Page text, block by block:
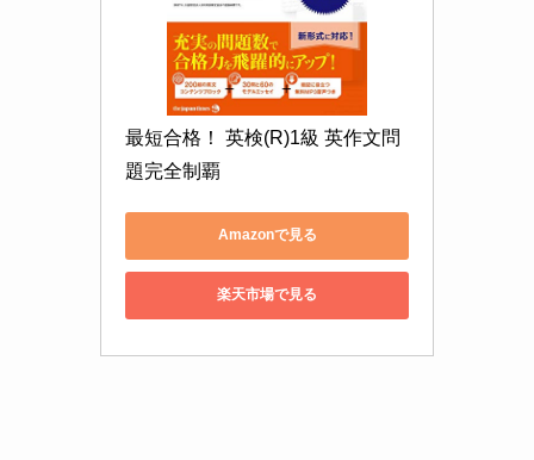
最短合格！ 英検(R)1級 英作文問
題完全制覇
Amazonで見る
楽天市場で見る